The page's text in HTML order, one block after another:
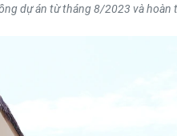
dự án từ tháng 8/2023 và hoàn